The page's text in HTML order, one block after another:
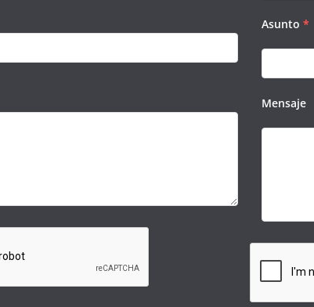
Asunto *
Mensaje